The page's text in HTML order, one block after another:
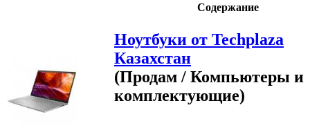
Содержание
Ноутбуки от Techplaza
Казахстан
(Продам / Компьютеры и
комплектующие)